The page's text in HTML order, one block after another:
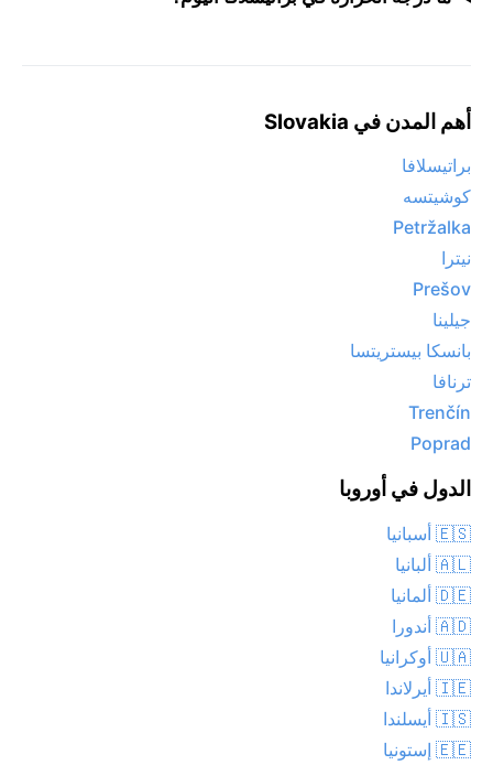
أهم المدن في Slovakia
براتيسلافا
كوشيتسه
Petržalka
نيترا
Prešov
جيلينا
بانسكا بيستريتسا
ترنافا
Trenčín
Poprad
الدول في أوروبا
🇪🇸 أسبانيا
🇦🇱 ألبانيا
🇩🇪 ألمانيا
🇦🇩 أندورا
🇺🇦 أوكرانيا
🇮🇪 أيرلاندا
🇮🇸 أيسلندا
🇪🇪 إستونيا